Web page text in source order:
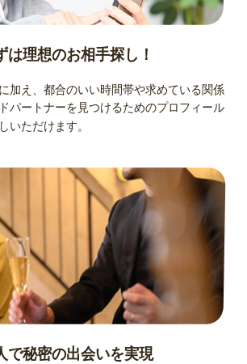
は理想のお相手探し！
加え、都合のいい時間帯や求めている関係
パートナーを見つけるためのプロフィール
いただけます。
で秘密の出会いを実現